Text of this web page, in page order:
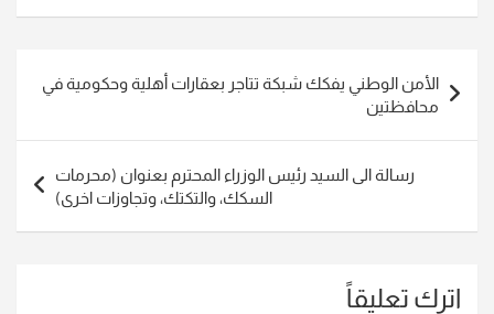
المقالات
الأمن الوطني يفكك شبكة تتاجر بعقارات أهلية وحكومية في
محافظتين
رسالة الى السيد رئيس الوزراء المحترم بعنوان (محرمات
السكك، والتكتك، وتجاوزات اخرى)
اترك تعليقاً